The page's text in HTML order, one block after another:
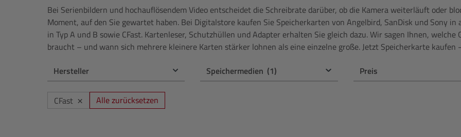
Audio
Apple
PC & Bildbearbeitung
Druck
Leica Boutique
Nikon
NiSi
OM System
Bei Serienbildern und hochauflösendem Video entscheidet die Schreibrate darüber, ob die Kamera weiterläuft oder
Moment, auf den Sie gewartet haben. Bei Digitalstore kaufen Sie Speicherkarten von Angelbird, SanDisk und Sony in
in Typ A und B sowie CFast. Kartenleser, Schutzhüllen und Adapter erhalten Sie gleich dazu. Wir sagen Ihnen,
braucht – und wann sich mehrere kleinere Karten stärker lohnen als eine einzelne große. Jetzt Speicherkarte
Hersteller
Speichermedien (1) Preis
CFast × Alle zurücksetzen